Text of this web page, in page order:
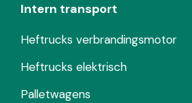
Intern transport
Heftrucks verbrandingsmotor
Heftrucks elektrisch
Palletwagens